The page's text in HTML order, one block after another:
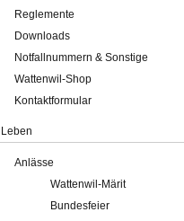
Reglemente
Downloads
Notfallnummern & Sonstige
Wattenwil-Shop
Kontaktformular
Leben
Anlässe
Wattenwil-Märit
Bundesfeier